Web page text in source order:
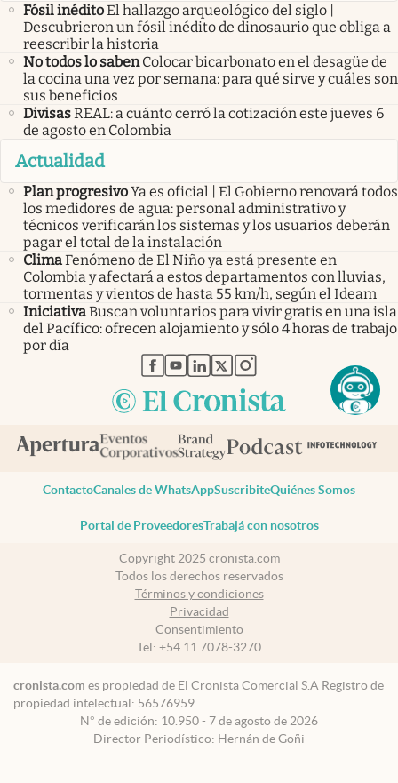
Fósil inéditoEl hallazgo arqueológico del siglo |
Descubrieron un fósil inédito de dinosaurio que obliga a
reescribir la historia
No todos lo saben Colocar bicarbonato en el desagüe de
la cocina una vez por semana: para qué sirve y cuáles son
sus beneficios
DivisasREAL: a cuánto cerró la cotización este jueves 6
de agosto en Colombia
Actualidad
Plan progresivoYa es oficial | El Gobierno renovará todos
los medidores de agua: personal administrativo y
técnicos verificarán los sistemas y los usuarios deberán
pagar el total de la instalación
ClimaFenómeno de El Niño ya está presente en
Colombia y afectará a estos departamentos con lluvias,
tormentas y vientos de hasta 55 km/h, según el Ideam
IniciativaBuscan voluntarios para vivir gratis en una isla
del Pacífico: ofrecen alojamiento y sólo 4 horas de trabajo
por día
abre en nueva pestaña
abre en nueva pestaña
abre en nueva pestaña
abre en nueva pestaña
abre en nueva pestaña
ContactoCanales de WhatsAppSuscribiteQuiénes Somos
Portal de ProveedoresTrabajá con nosotros
Copyright 2025 cronista.com
Todos los derechos reservados
Términos y condiciones
Privacidad
Consentimiento
Tel: +54 11 7078-3270
cronista.com es propiedad de El Cronista Comercial S.A Registro de
propiedad intelectual: 56576959
N° de edición: 10.950 - 7 de agosto de 2026
Director Periodístico: Hernán de Goñi